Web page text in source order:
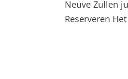
Neuve Zullen
Reserveren